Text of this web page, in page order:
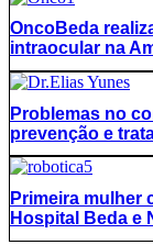
OncoBeda
intraocular na
Problemas no
prevenção e
Primeira mulher
Hospital Beda e